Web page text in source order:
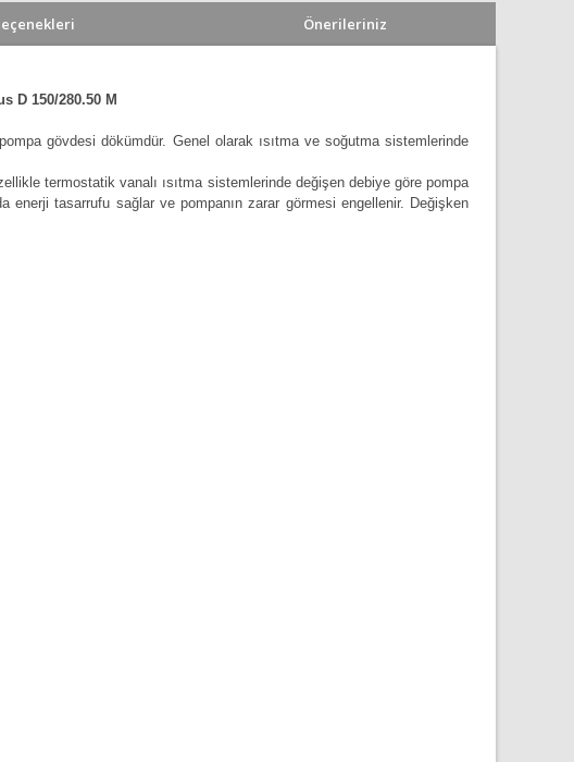
Önerileriniz
D 150/280.50 M
gövdesi dökümdür. Genel olarak ısıtma ve soğutma sistemlerinde
termostatik vanalı ısıtma sistemlerinde değişen debiye göre pompa
tasarrufu sağlar ve pompanın zarar görmesi engellenir. Değişken